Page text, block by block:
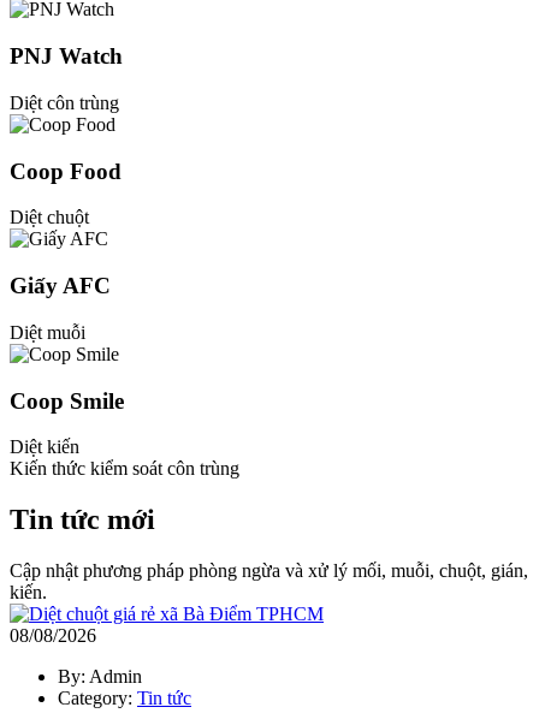
PNJ Watch
Diệt côn trùng
Coop Food
Diệt chuột
Giấy AFC
Diệt muỗi
Coop Smile
Diệt kiến
Kiến thức kiểm soát côn trùng
Tin tức mới
Cập nhật phương pháp phòng ngừa và xử lý mối, muỗi, chuột, gián,
kiến.
08/08/2026
By: Admin
Category: Tin tức